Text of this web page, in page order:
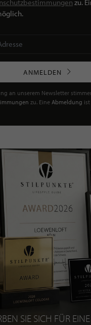
zu.
ANMELDEN
an unserem Newsletter
zu. Eine Abmeldung
SIE SICH FÜR